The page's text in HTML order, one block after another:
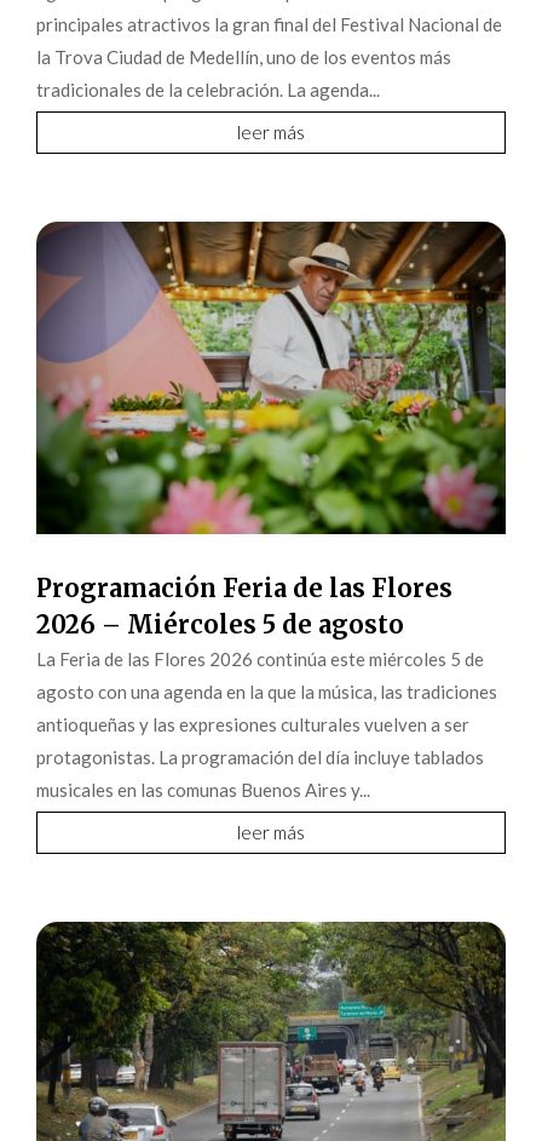
principales atractivos la gran final del Festival Nacional de
la Trova Ciudad de Medellín, uno de los eventos más
tradicionales de la celebración. La agenda...
leer más
Programación Feria de las Flores
2026 – Miércoles 5 de agosto
La Feria de las Flores 2026 continúa este miércoles 5 de
agosto con una agenda en la que la música, las tradiciones
antioqueñas y las expresiones culturales vuelven a ser
protagonistas. La programación del día incluye tablados
musicales en las comunas Buenos Aires y...
leer más